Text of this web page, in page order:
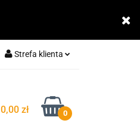
Strefa klienta
Zarejestruj się
Dodaj zgłoszenie
0,00 zł 0